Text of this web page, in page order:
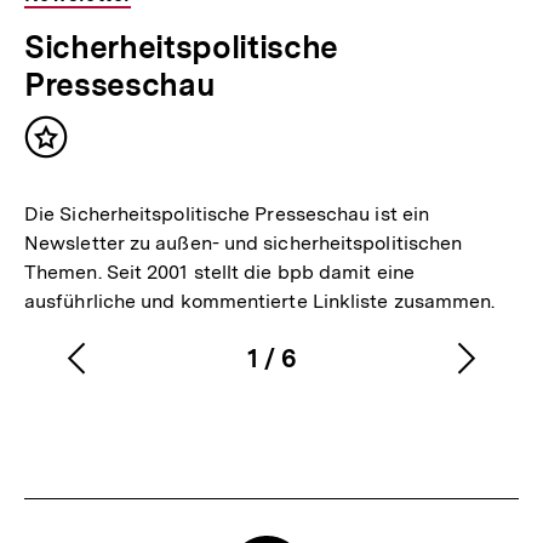
Sicherheitspolitische
Presseschau
Inhalt
Die Sicherheitspolitische Presseschau ist ein
Newsletter zu außen- und sicherheitspolitischen
Themen. Seit 2001 stellt die bpb damit eine
ausführliche und kommentierte Linkliste zusammen.
Karussellinhalt
1
von
/ 6
Vorherigen